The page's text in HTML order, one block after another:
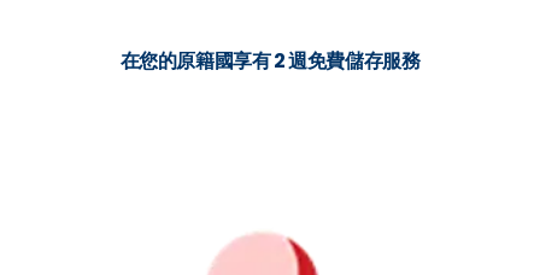
在您的原籍國享有 2 週免費儲存服務